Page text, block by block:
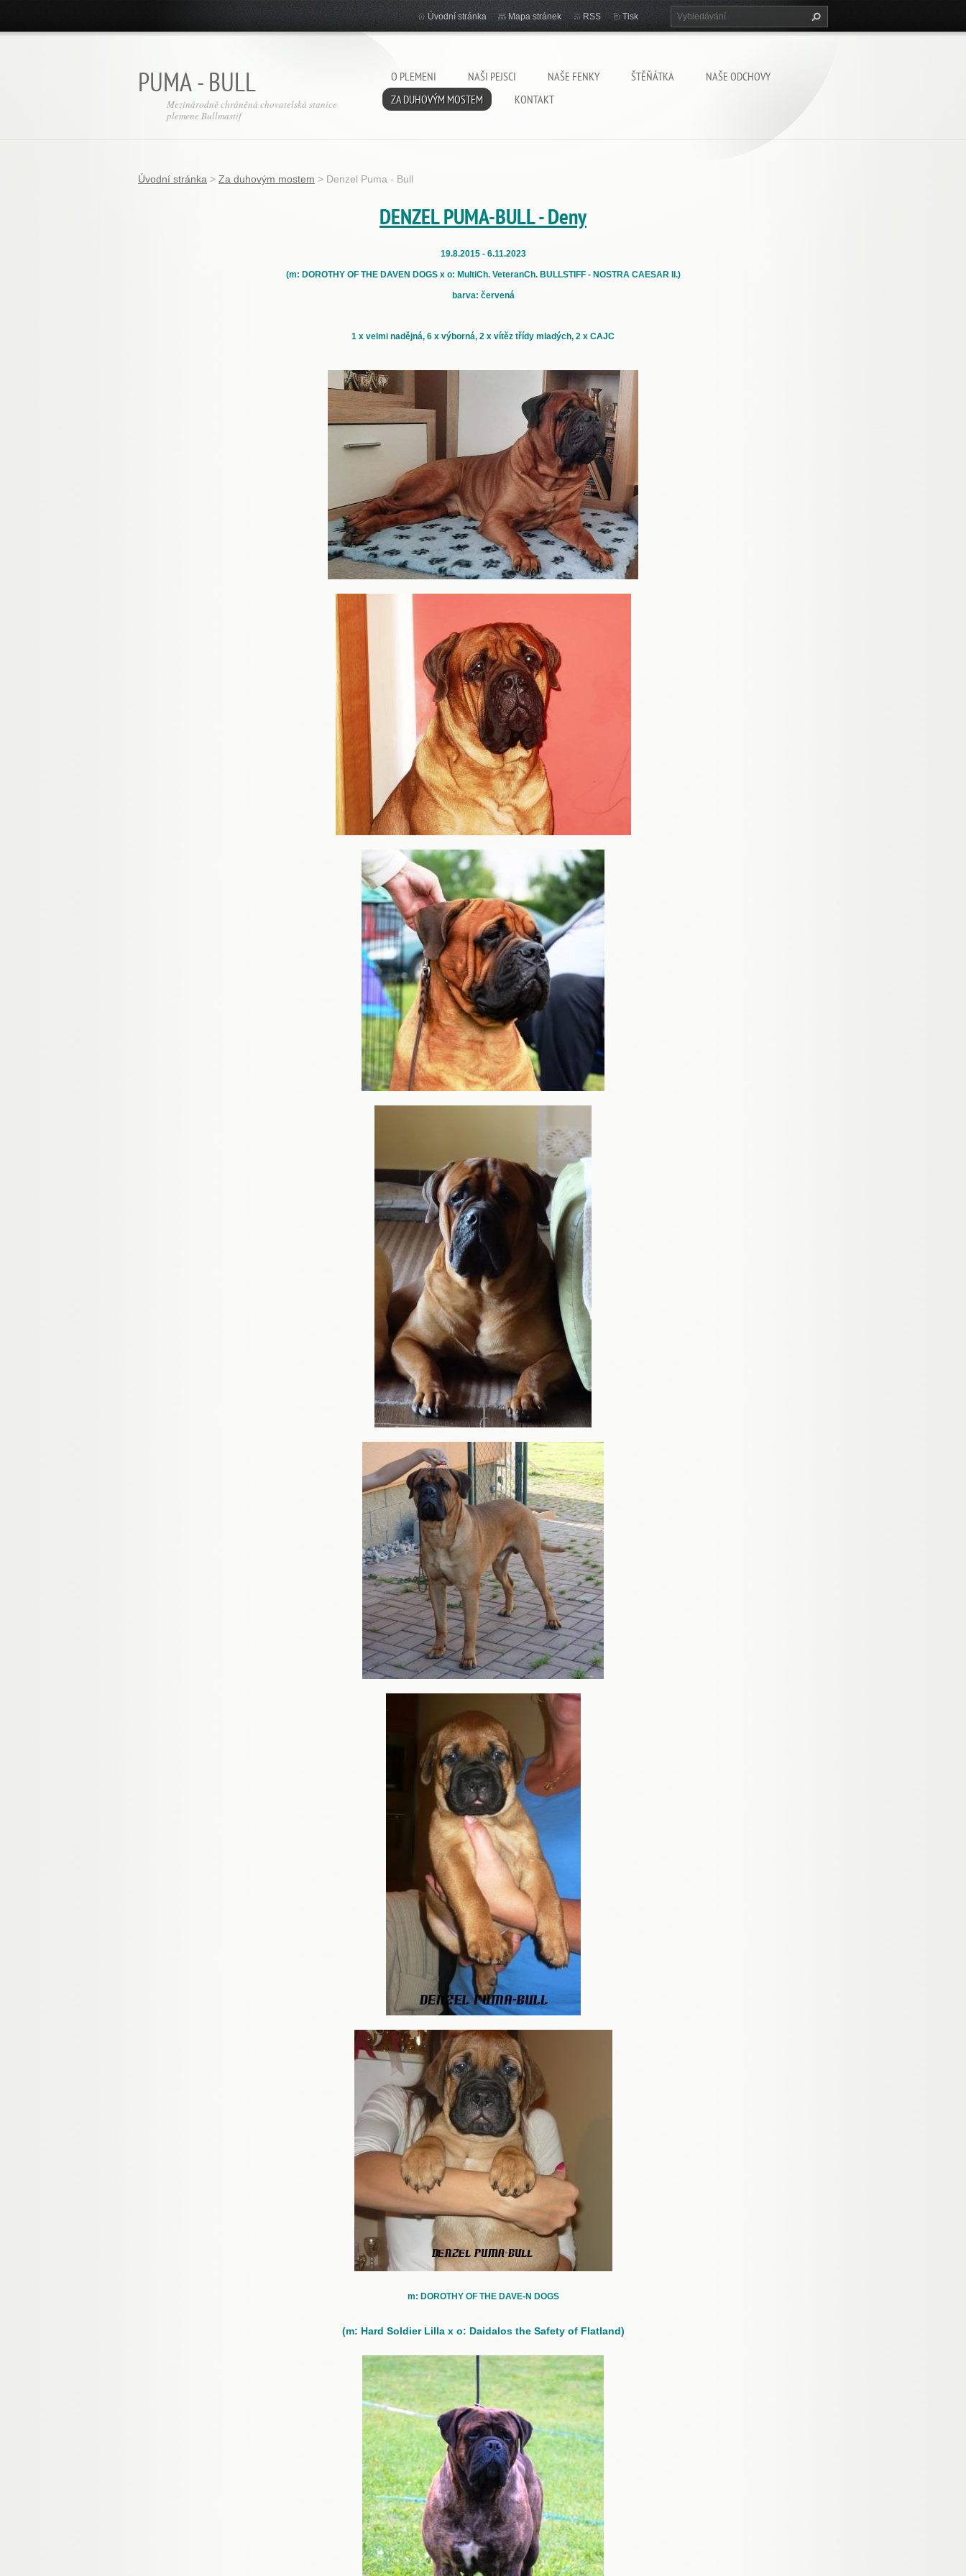
PUMA - BULL
Mezinárodně chráněná chovatelská stanice
plemene Bullmastif
O PLEMENI NAŠI PEJSCI NAŠE FENKY ŠTĚŇÁTKA
NAŠE ODCHOVY
ZA DUHOVÝM MOSTEM
KONTAKT
Úvodní stránka Mapa stránek RSS Tisk
Úvodní stránka > Za duhovým mostem > Denzel Puma - Bull
DENZEL PUMA-BULL - Deny
19.8.2015 - 6.11.2023
(m: DOROTHY OF THE DAVEN DOGS x o: MultiCh. VeteranCh. BULLSTIFF - NOSTRA CAESAR II.)
barva: červená
1 x velmi nadějná, 6 x výborná, 2 x vítěz třídy mladých, 2 x CAJC
m: DOROTHY OF THE DAVE-N DOGS
(m: Hard Soldier Lilla x o: Daidalos the Safety of Flatland)